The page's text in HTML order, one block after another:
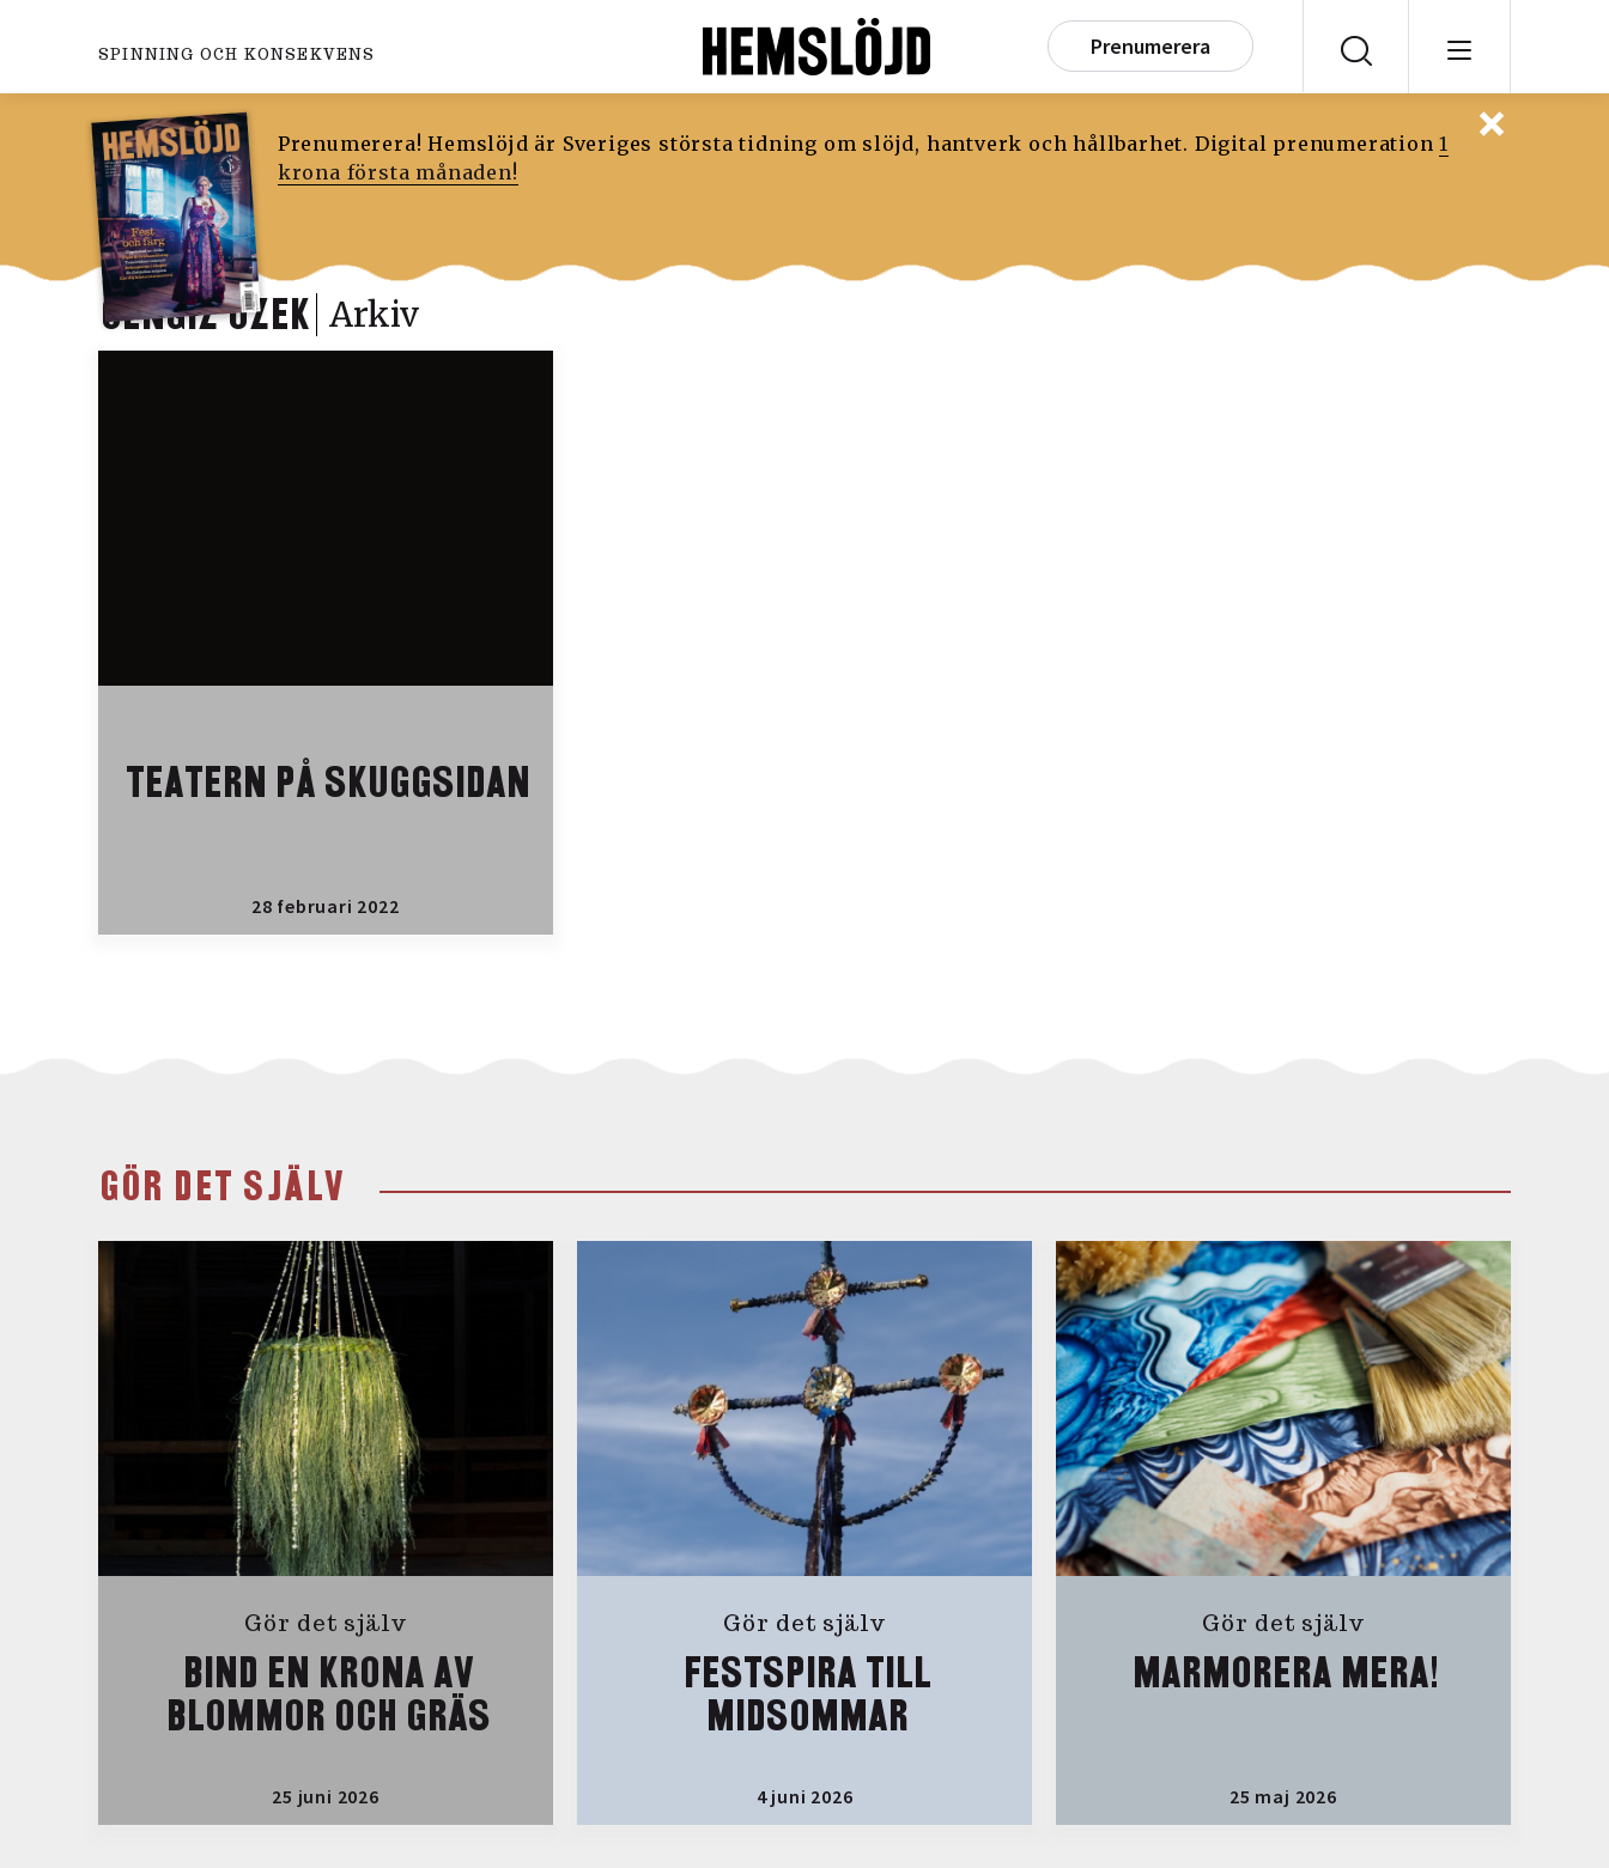
SPINNING OCH KONSEKVENS Prenumerera
Prenumerera! Hemslöjd är Sveriges största tidning om slöjd, hantverk och hållbarhet. Digital prenumeration1
krona första månaden!
CENGIZ ÖZEK Arkiv
TEATERN PÅ SKUGGSIDAN
28 februari 2022
GÖR DET SJÄLV
Gör det själv
BIND EN KRONA AV
BLOMMOR OCH GRÄS
25 juni 2026
Gör det själv
FESTSPIRA TILL
MIDSOMMAR
4 juni 2026
Gör det själv
MARMORERA MERA!
25 maj 2026